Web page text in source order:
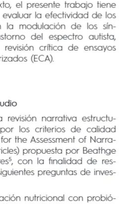
el presente trabajo tiene
la efectividad de los
la modulación de los sín-
del espectro
autista,
revisión crítica de
ensayos
(ECA).
narrativa estructu-
por los criterios de calidad
the Assessment of Narra-
propuesta por Beathge
5
, con la finalidad de res-
preguntas de inves-